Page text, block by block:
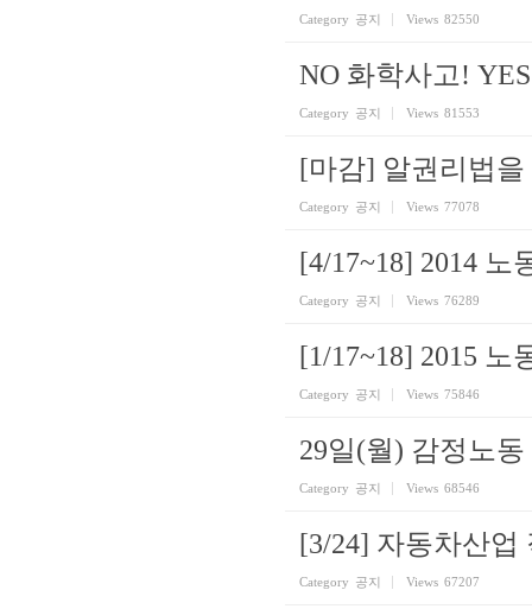
Category 공지 Views 82550
NO 화학사고!
Category 공지 Views 81553
[마감] 알권리법
Category 공지 Views 77078
[4/17~18] 2014 노
Category 공지 Views 76289
[1/17~18] 2015 노
Category 공지 Views 75846
29일(월) 감정노
Category 공지 Views 68546
[3/24] 자동차산업
Category 공지 Views 67207